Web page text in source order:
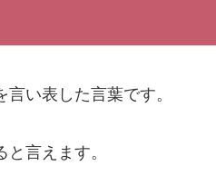
い表した言葉です。
言えます。